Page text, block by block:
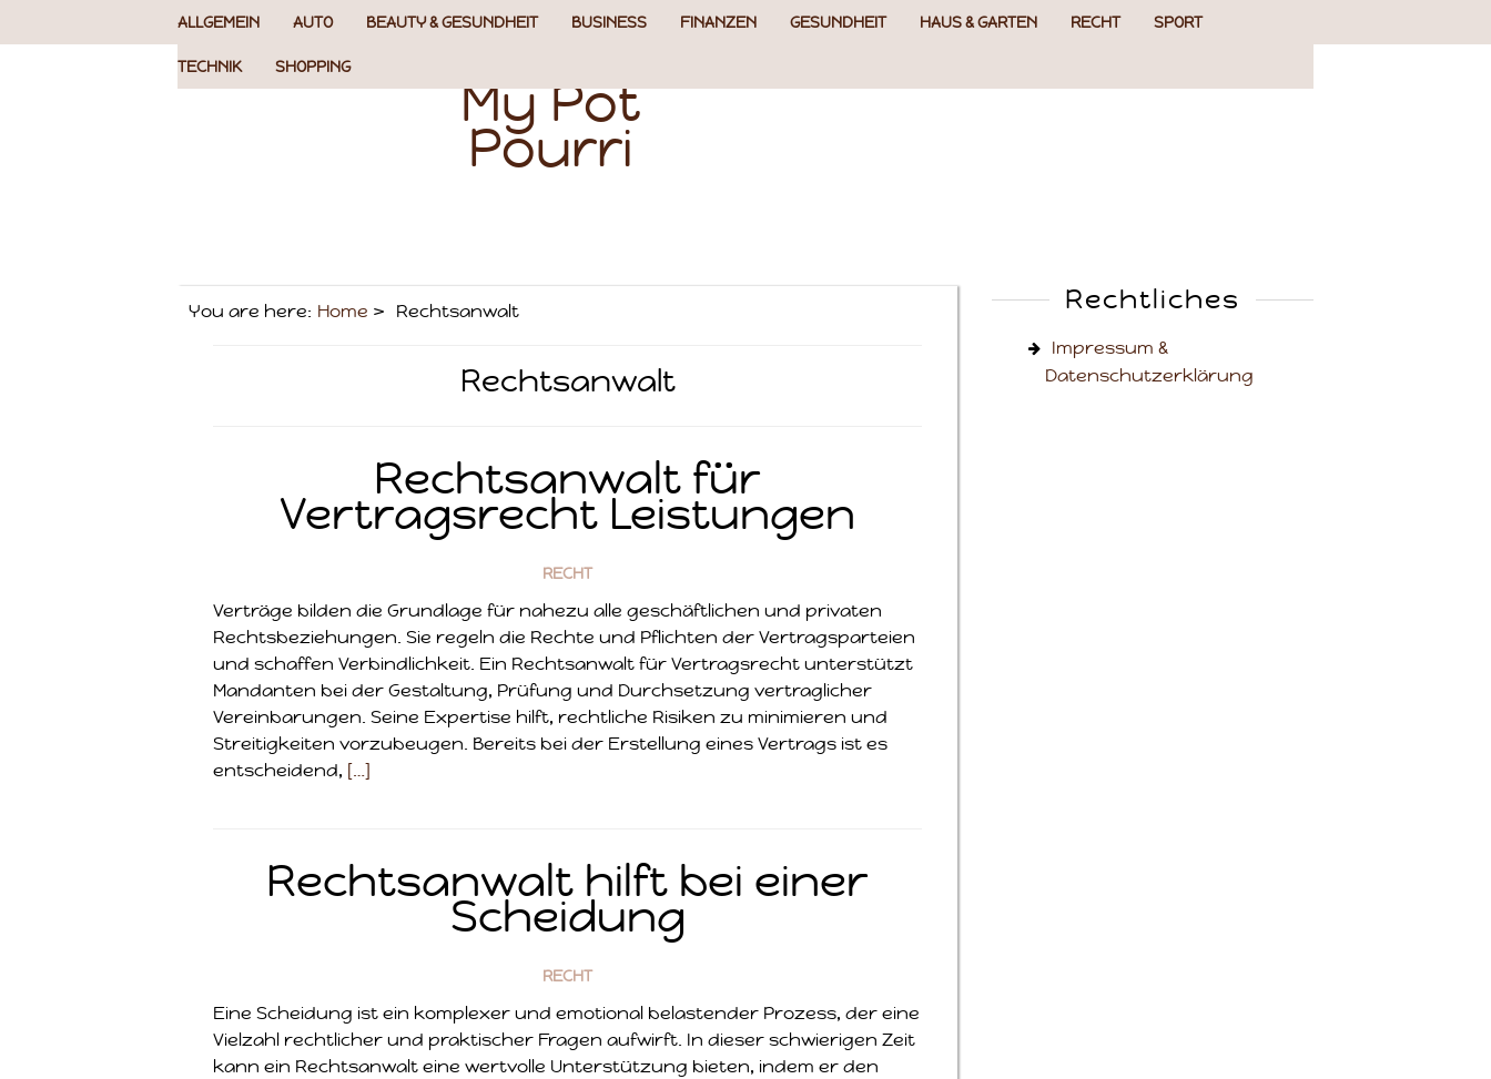
ALLGEMEIN AUTO BEAUTY & GESUNDHEIT BUSINESS FINANZEN GESUNDHEIT HAUS & GARTEN RECHT SPORT
TECHNIK SHOPPING
My Pot
Pourri
You are here: Home Rechtsanwalt
Rechtsanwalt
Rechtsanwalt für
Vertragsrecht Leistungen
RECHT
Verträge bilden die Grundlage für nahezu alle geschäftlichen und privaten
Rechtsbeziehungen. Sie regeln die Rechte und Pflichten der Vertragsparteien
und schaffen Verbindlichkeit. Ein Rechtsanwalt für Vertragsrecht unterstützt
Mandanten bei der Gestaltung, Prüfung und Durchsetzung vertraglicher
Vereinbarungen. Seine Expertise hilft, rechtliche Risiken zu minimieren und
Streitigkeiten vorzubeugen. Bereits bei der Erstellung eines Vertrags ist es
entscheidend, […]
Rechtsanwalt hilft bei einer
Scheidung
RECHT
Eine Scheidung ist ein komplexer und emotional belastender Prozess, der eine
Vielzahl rechtlicher und praktischer Fragen aufwirft. In dieser schwierigen Zeit
kann ein Rechtsanwalt eine wertvolle Unterstützung bieten, indem er den
Rechtliches
Impressum &
Datenschutzerklärung